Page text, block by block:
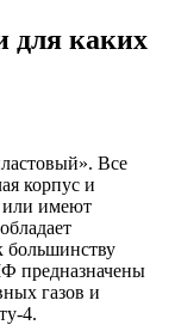
для каких
Все
корпус и
или имеют
большинству
предназначены
газов и
4.